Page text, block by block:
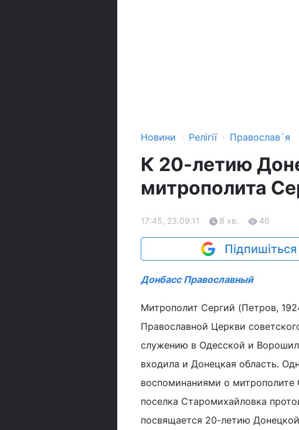
Новини › Релігії › Православ`я
К 20-летию
митрополита
17:45, 23.09.11 8 хв. 46
Донбасс Православный
Митрополит Сергий (Петров,
Православной Церкви
служению в Одесской и
входила и Донецкая область.
воспоминаниями о митрополите
поселка Старомихайловка
посвящается 20-летию